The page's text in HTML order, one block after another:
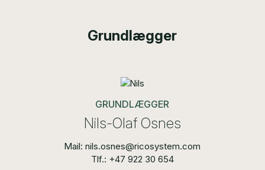
Grundlægger
GRUNDLÆGGER
Nils-Olaf Osnes
Mail: nils.osnes@ricosystem.com
Tlf.: +47 922 30 654